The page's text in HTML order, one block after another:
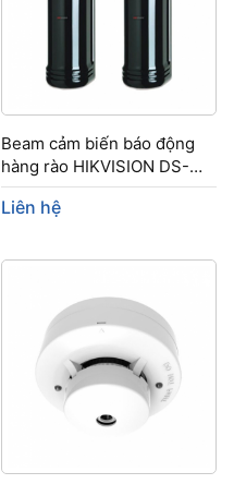
Beam cảm biến báo động
hàng rào HIKVISION DS-
PI-Q250
Liên hệ